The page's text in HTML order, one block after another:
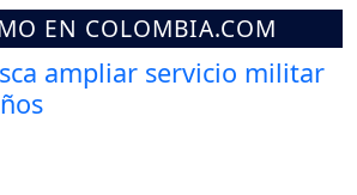
EN COLOMBIA.COM